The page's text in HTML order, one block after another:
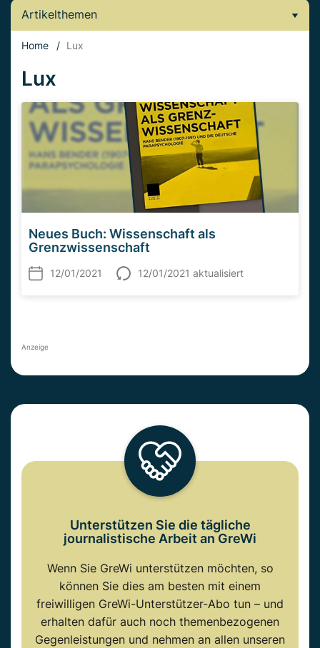
Artikelthemen
Home / Lux
Lux
Neues Buch: Wissenschaft als
Grenzwissenschaft
12/01/2021 12/01/2021 aktualisiert
Anzeige
Unterstützen Sie die tägliche
journalistische Arbeit an GreWi
Wenn Sie GreWi unterstützen möchten, so
können Sie dies am besten mit einem
freiwilligen GreWi-Unterstützer-Abo tun – und
erhalten dafür auch noch themenbezogenen
Gegenleistungen und nehmen an allen unseren